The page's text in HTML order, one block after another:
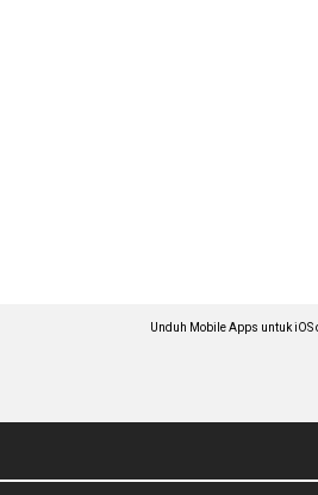
Unduh Mobile Apps untuk iOS